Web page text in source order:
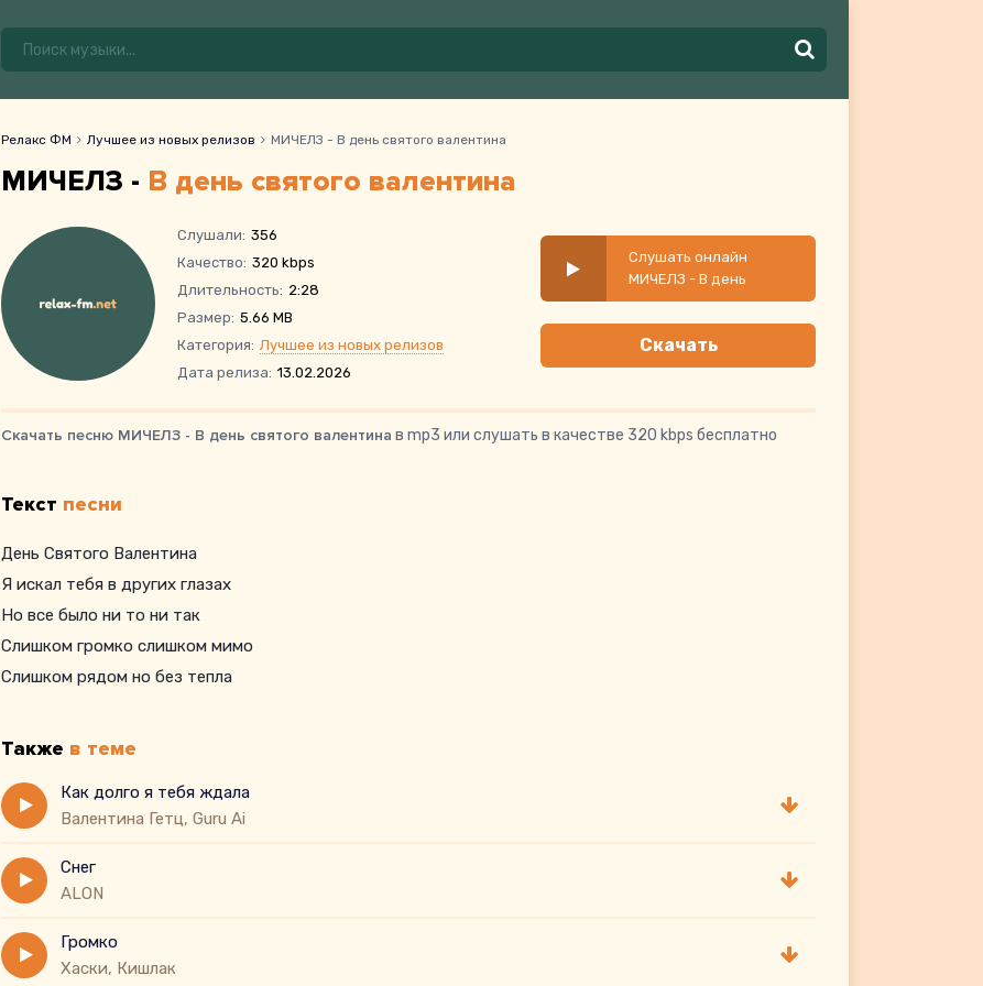
Релакс ФМ Лучшее из новых релизов МИЧЕЛЗ - В день святого валентина
МИЧЕЛЗ - В день святого валентина
Слушали: 356
Качество: 320 kbps
Длительность: 2:28
Размер: 5.66 MB
Категория: Лучшее из новых релизов
Дата релиза: 13.02.2026
Слушать онлайн
МИЧЕЛЗ - В день
святого валентина
Скачать
Скачать песню МИЧЕЛЗ - В день святого валентина в mp3 или слушать в качестве 320 kbps бесплатно
Текст песни
День Святого Валентина
Я искал тебя в других глазах
Но все было ни то ни так
Слишком громко слишком мимо
Слишком рядом но без тепла
Также в теме
Как долго я тебя ждала
Валентина Гетц, Guru Ai
Снег
ALON
Громко
Хаски, Кишлак